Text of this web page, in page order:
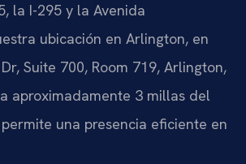
la I-295 y la Avenida
ubicación en Arlington, en
Suite 700, Room 719, Arlington,
aproximadamente 3 millas del
una presencia eficiente en